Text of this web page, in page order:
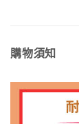
購物須知